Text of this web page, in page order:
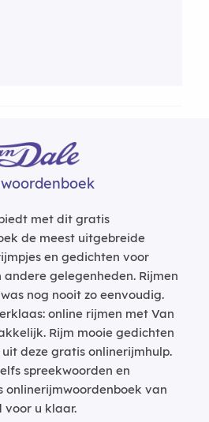
met dit gratis
de meest uitgebreide
en gedichten voor
andere gelegenheden. Rijmen
nog nooit zo eenvoudig.
online rijmen met Van
Rijm mooie gedichten
deze gratis onlinerijmhulp.
spreekwoorden en
onlinerijmwoordenboek van
u klaar.